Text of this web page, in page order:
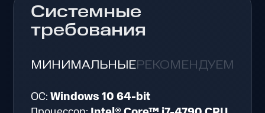
Системные
требования
МИНИМАЛЬНЫЕРЕКОМЕНДУЕМЫЕ
ОС:Windows 10 64-bit